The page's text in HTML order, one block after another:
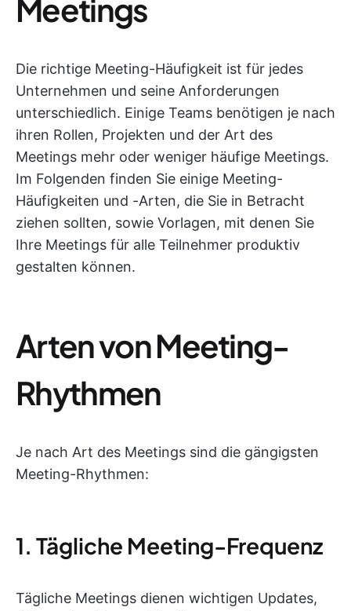
Meetings
Die richtige Meeting-Häufigkeit ist für jedes
Unternehmen und seine Anforderungen
unterschiedlich. Einige Teams benötigen je nach
ihren Rollen, Projekten und der Art des
Meetings mehr oder weniger häufige Meetings.
Im Folgenden finden Sie einige Meeting-
Häufigkeiten und -Arten, die Sie in Betracht
ziehen sollten, sowie Vorlagen, mit denen Sie
Ihre Meetings für alle Teilnehmer produktiv
gestalten können.
Arten von Meeting-
Rhythmen
Je nach Art des Meetings sind die gängigsten
Meeting-Rhythmen:
1. Tägliche Meeting-Frequenz
Tägliche Meetings dienen wichtigen Updates,